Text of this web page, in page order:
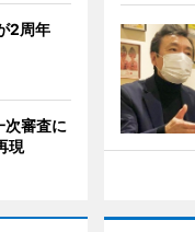
2周年
次審査に
現